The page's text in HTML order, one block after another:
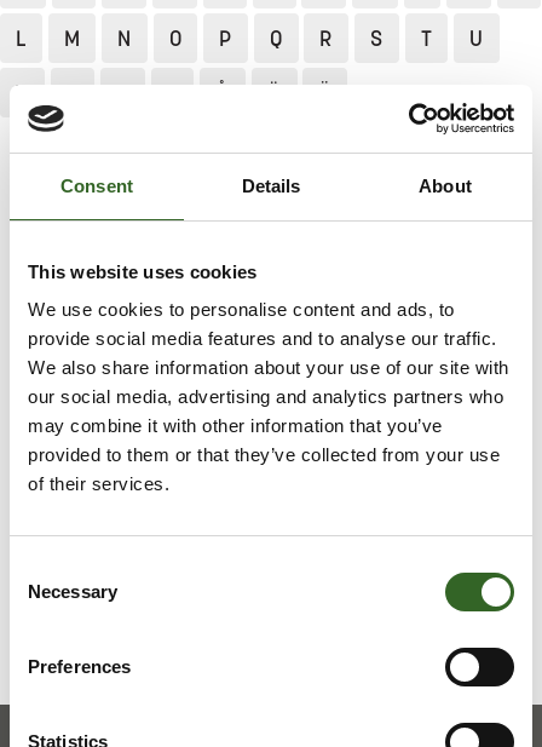
Consent Details About
This website uses cookies
We use cookies to personalise content and ads, to
provide social media features and to analyse our traffic.
We also share information about your use of our site with
our social media, advertising and analytics partners who
may combine it with other information that you’ve
provided to them or that they’ve collected from your use
of their services.
Selection
Necessary
Preferences
Statistics
L
M N O P Q R S T
U
V
Y X Z Å Ä Ö
Jätekukko
Lajittelu ja neuvonta
Lajittelun ABC
TAPETTI
Lajittele tapetti sekajätteeseen.
LAJITTELUOHJEET
Tarkista jätelajikohtaiset